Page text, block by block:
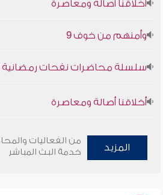
سلسلة محاضرات نفحات رمضانية 1444هـ
المزيد
من الفعاليات
خدمة البث المباشر